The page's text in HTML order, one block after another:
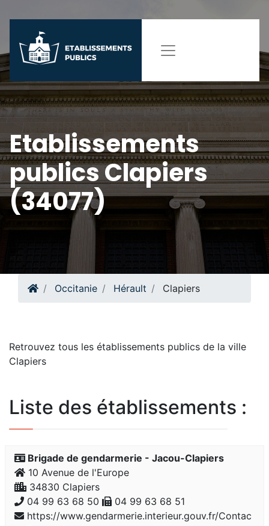
Etablissements
publics Clapiers
(34077)
Occitanie Hérault Clapiers
Retrouvez tous les établissements publics de la ville
Clapiers
Liste des établissements :
Brigade de gendarmerie - Jacou-Clapiers
10 Avenue de l'Europe
34830 Clapiers
04 99 63 68 50
04 99 63 68 51
https://www.gendarmerie.interieur.gouv.fr/Contac